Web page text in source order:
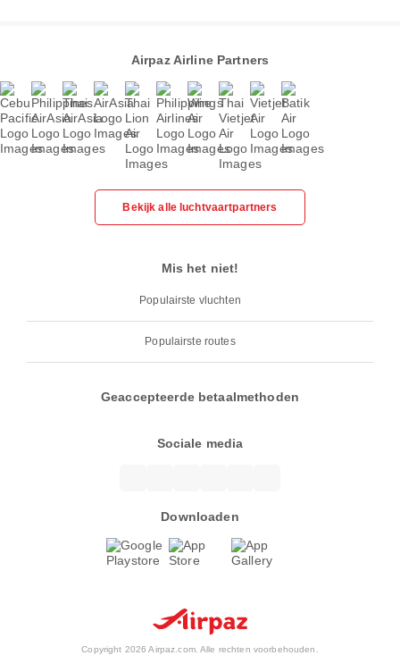
Airpaz Airline Partners
Bekijk alle luchtvaartpartners
Mis het niet!
Populairste vluchten
Populairste routes
Geaccepteerde betaalmethoden
Sociale media
Downloaden
Copyright 2026 Airpaz.com. Alle rechten voorbehouden.